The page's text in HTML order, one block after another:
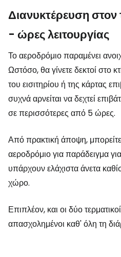
Διανυκτέρευση στον
- ώρες λειτουργίας
Το αεροδρόμιο παραμένει
Ωστόσο, θα γίνετε δεκτοί στο
του εισιτηρίου ή της κάρτας
συχνά αρνείται να δεχτεί
σε περισσότερες από 5 ώρες.
Από πρακτική άποψη,
αεροδρόμιο για παράδειγμα
υπάρχουν ελάχιστα άνετα
χώρο.
Επιπλέον, και οι δύο
απασχολημένοι καθ' όλη τη